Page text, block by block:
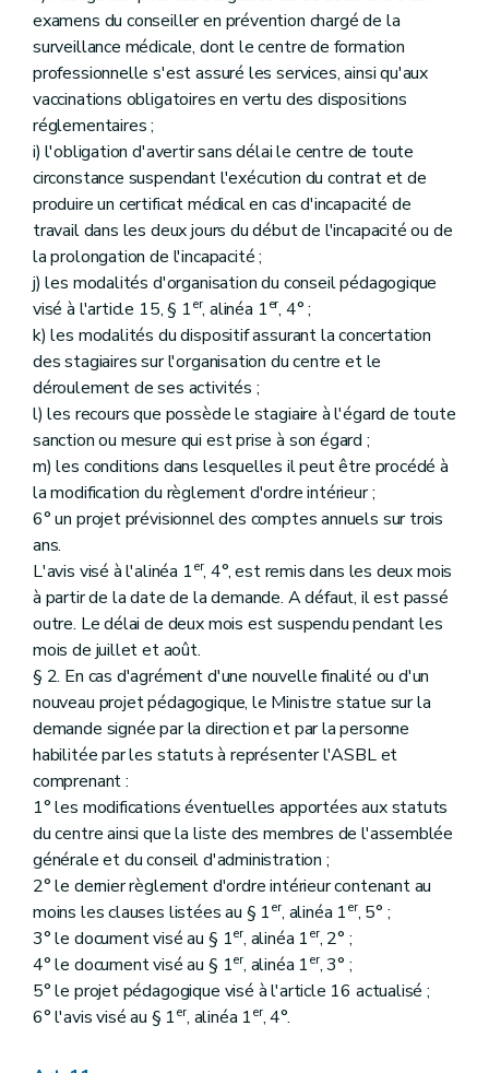
examens du conseiller en prévention chargé de la
surveillance médicale, dont le centre de formation
professionnelle s'est assuré les services, ainsi qu'aux
vaccinations obligatoires en vertu des dispositions
réglementaires ;
i) l'obligation d'avertir sans délai le centre de toute
circonstance suspendant l'exécution du contrat et de
produire un certificat médical en cas d'incapacité de
travail dans les deux jours du début de l'incapacité ou de
la prolongation de l'incapacité ;
j) les modalités d'organisation du conseil pédagogique
visé à l'article 15, § 1er, alinéa 1er, 4° ;
k) les modalités du dispositif assurant la concertation
des stagiaires sur l'organisation du centre et le
déroulement de ses activités ;
l) les recours que possède le stagiaire à l'égard de toute
sanction ou mesure qui est prise à son égard ;
m) les conditions dans lesquelles il peut être procédé à
la modification du règlement d'ordre intérieur ;
6° un projet prévisionnel des comptes annuels sur trois
ans.
L'avis visé à l'alinéa 1er, 4°, est remis dans les deux mois
à partir de la date de la demande. A défaut, il est passé
outre. Le délai de deux mois est suspendu pendant les
mois de juillet et août.
§ 2. En cas d'agrément d'une nouvelle finalité ou d'un
nouveau projet pédagogique, le Ministre statue sur la
demande signée par la direction et par la personne
habilitée par les statuts à représenter l'ASBL et
comprenant :
1° les modifications éventuelles apportées aux statuts
du centre ainsi que la liste des membres de l'assemblée
générale et du conseil d'administration ;
2° le dernier règlement d'ordre intérieur contenant au
moins les clauses listées au § 1er, alinéa 1er, 5° ;
3° le document visé au § 1er, alinéa 1er, 2° ;
4° le document visé au § 1er, alinéa 1er, 3° ;
5° le projet pédagogique visé à l'article 16 actualisé ;
6° l'avis visé au § 1er, alinéa 1er, 4°.